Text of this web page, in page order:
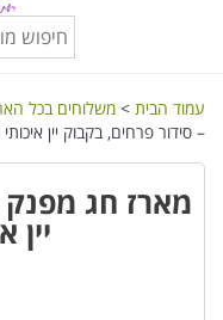
עמוד הבית > משלוחים בכל
– סידור פרחים, בקבוק יין
מארז חג מפנק
יין